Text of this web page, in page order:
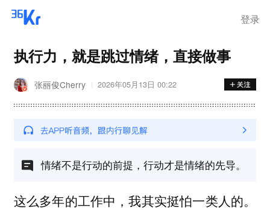
登录
执行力，就是跳过情绪，直接做事
张丽俊Cherry 2026年05月13日 00:22
情绪不是行动的前提，行动才是情绪的先导。
这么多年的工作中，我其实挺怕一类人的。